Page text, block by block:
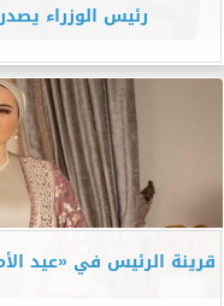
رئيس الوزراء
قرينة الرئيس في «عيد